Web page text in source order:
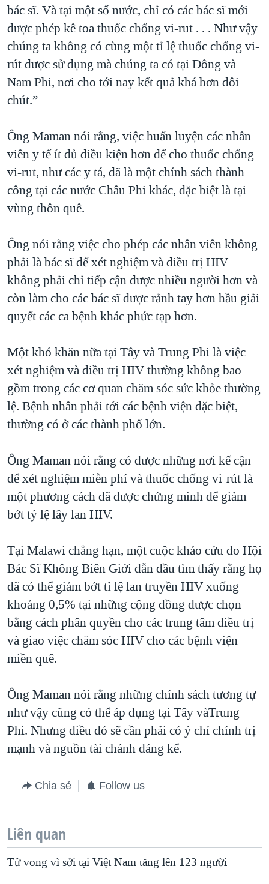
bác sĩ. Và tại một số nước, chỉ có các bác sĩ mới
được phép kê toa thuốc chống vi-rut . . . Như vậy
chúng ta không có cùng một tỉ lệ thuốc chống vi-
rút được sử dụng mà chúng ta có tại Đông và
Nam Phi, nơi cho tới nay kết quả khá hơn đôi
chút.”
Ông Maman nói rằng, việc huấn luyện các nhân
viên y tế ít đủ điều kiện hơn để cho thuốc chống
vi-rut, như các y tá, đã là một chính sách thành
công tại các nước Châu Phi khác, đặc biệt là tại
vùng thôn quê.
Ông nói rằng việc cho phép các nhân viên không
phải là bác sĩ để xét nghiệm và điều trị HIV
không phải chỉ tiếp cận được nhiều người hơn và
còn làm cho các bác sĩ được rảnh tay hơn hầu giải
quyết các ca bệnh khác phức tạp hơn.
Một khó khăn nữa tại Tây và Trung Phi là việc
xét nghiệm và điều trị HIV thường không bao
gồm trong các cơ quan chăm sóc sức khỏe thường
lệ. Bệnh nhân phải tới các bệnh viện đặc biệt,
thường có ở các thành phố lớn.
Ông Maman nói rằng có được những nơi kế cận
để xét nghiệm miễn phí và thuốc chống vi-rút là
một phương cách đã được chứng minh để giảm
bớt tỷ lệ lây lan HIV.
Tại Malawi chẳng hạn, một cuộc khảo cứu do Hội
Bác Sĩ Không Biên Giới dẫn đầu tìm thấy rằng họ
đã có thể giảm bớt tỉ lệ lan truyền HIV xuống
khoảng 0,5% tại những cộng đồng được chọn
bằng cách phân quyền cho các trung tâm điều trị
và giao việc chăm sóc HIV cho các bệnh viện
miền quê.
Ông Maman nói rằng những chính sách tương tự
như vậy cũng có thể áp dụng tại Tây vàTrung
Phi. Nhưng điều đó sẽ cần phải có ý chí chính trị
mạnh và nguồn tài chánh đáng kể.
Chia sẻ Follow us
Liên quan
Tử vong vì sởi tại Việt Nam tăng lên 123 người